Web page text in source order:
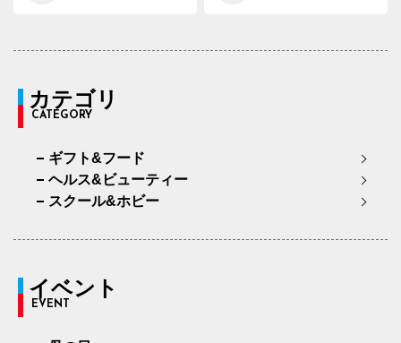
カテゴリ
CATEGORY
ギフト&フード
ヘルス&ビューティー
スクール&ホビー
イベント
EVENT